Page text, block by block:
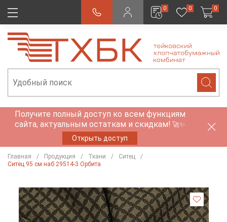
0 0 0
Получите полный доступ ко всем функциям
сайта, актуальным остаткам и скидкам! 🚀✨
Открыть доступ
Главная Продукция Ткани
Ситец
Ситец 95 см наб 29514-3 Орбита